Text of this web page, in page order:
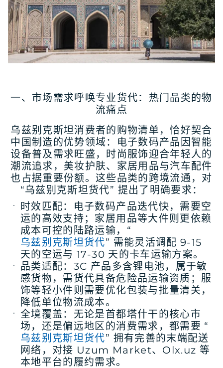
一、市场需求呼唤专业货代：热门品类的物
流痛点
乌兹别克斯坦消费者的购物清单，恰好契合
中国制造的优势领域：电子数码产品因智能
设备普及需求旺盛，时尚服饰迎合年轻人的
潮流追求，美妆护肤、家居用品与汽车配件
也占据重要份额。这些品类的跨境流通，对
“乌兹别克斯坦货代” 提出了明确要求：
时效匹配：电子数码产品迭代快，需要空
运的高效支持；家居用品等大件则更依赖
成本可控的陆路运输，“
乌兹别克斯坦货代” 需能灵活调配 9-15
天的空运与 17-30 天的卡车运输方案。
品类适配：3C 产品多含锂电池，属于敏
感货物，需货代具备危险品运输资质；服
饰等轻小件则需要优化包装与批量清关，
降低单位物流成本。
全境覆盖 ：无论是首都塔什干的核心市
场，还是偏远地区的消费需求，都需要 “
乌兹别克斯坦货代” 拥有完善的末端配送
网络，对接 Uzum Market、Olx.uz 等
本地平台的履约需求。